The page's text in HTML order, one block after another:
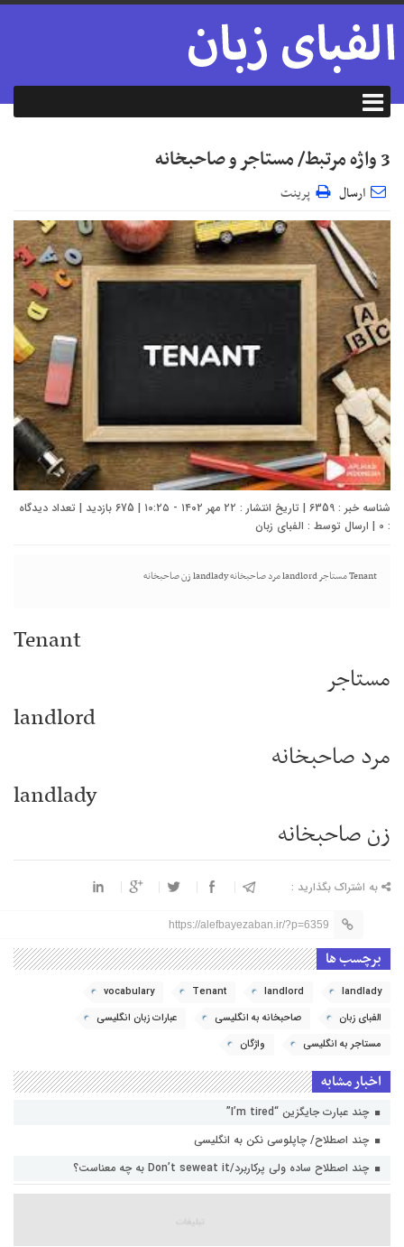
3 واژه مرتبط/ مستاجر و صاحبخانه
ارسال پرینت
شناسه خبر : 6359 | تاریخ انتشار : ۲۲ مهر ۱۴۰۲ - ۱۰:۲۵ | 675 بازدید | تعداد دیدگاه
:
0 | ارسال توسط : الفبای زبان
Tenant مستاجر landlord مرد صاحبخانه landlady زن صاحبخانه
Tenant
مستاجر
landlord
مرد صاحبخانه
landlady
زن صاحبخانه
به اشتراک بگذارید :
https://alefbayezaban.ir/?p=6359
برچسب ها
landlady
landlord
Tenant
vocabulary
الفبای زبان
صاحبخانه به انگلیسی
عبارات زبان انگلیسی
مستاجر به انگلیسی
واژگان
اخبار مشابه
چند عبارت جایگزین “I’m tired”
چند اصطلاح/ چاپلوسی نکن به انگلیسی
چند اصطلاح ساده ولی پرکاربرد/Don’t seweat it به چه معناست؟